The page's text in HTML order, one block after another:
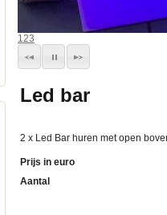
123
Led bar
2 x Led Bar huren met open
Prijs in euro
Aantal